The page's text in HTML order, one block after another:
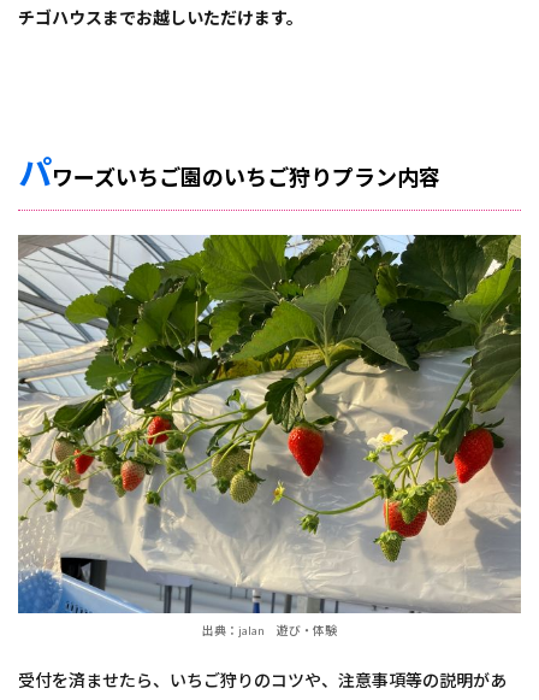
チゴハウスまでお越しいただけます。
パワーズいちご園のいちご狩りプラン内容
出典：jalan 遊び・体験
受付を済ませたら、いちご狩りのコツや、注意事項等の説明があ